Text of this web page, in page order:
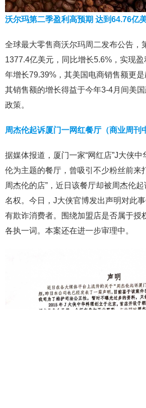
沃尔玛第二季盈利高预期 达到64.76亿
全球最大零售商沃尔玛周二发布公告，
1377.4亿美元，同比增长5.6%，实现
年增长79.39%，其美国电商销售额更是
其销售额的增长得益于今年3-4月间美
政策。
周杰伦起诉厦门一网红餐厅（商业周刊
据媒体报道，厦门一家“网红店”J大侠
伦为主题的餐厅，曾吸引不少粉丝前来
周杰伦的店”，近日该餐厅却被周杰伦
名权。今日，J大侠官博发出声明对此
有欺诈消费者。围绕加盟店是否属于授
各执一词。本案还在进一步审理中。